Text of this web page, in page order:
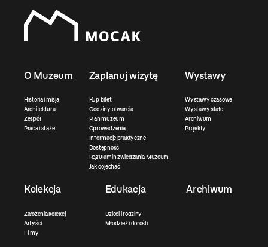
O Muzeum
Historia i misja
Architektura
Zespół
Praca i staże
Zaplanuj wizytę
Kup bilet
Godziny otwarcia
Plan muzeum
Oprowadzenia
Informacje praktyczne
Dostępność
Regulamin zwiedzania Muzeum
Jak dojechać
Wystawy
Wystawy czasowe
Wystawy stałe
Archiwum
Projekty
Kolekcja
Założenia kolekcji
Artyści
Filmy
Edukacja
Dzieci i rodziny
Młodzież i dorośli
Archiwum